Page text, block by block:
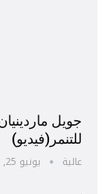
جويل
للتنمر(فيديو)
عالية يونيو 25, 2020